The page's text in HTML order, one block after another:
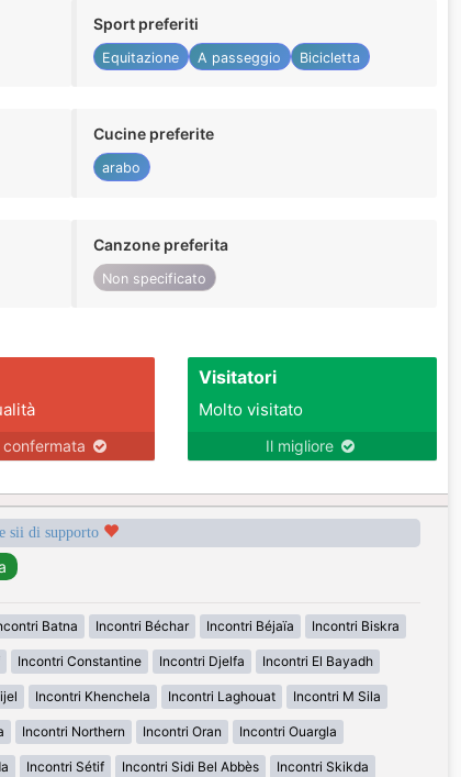
Sport preferiti
Equitazione A passeggio Bicicletta
Cucine preferite
arabo
Canzone preferita
Non specificato
confermata
Visitatori
Molto visitato
Il migliore
sii di supporto
Batna Incontri Béchar Incontri Béjaïa Incontri Biskra
Incontri Constantine Incontri Djelfa Incontri El Bayadh
Incontri Khenchela Incontri Laghouat Incontri M Sila
Incontri Northern Incontri Oran Incontri Ouargla
Incontri Sétif Incontri Sidi Bel Abbès Incontri Skikda